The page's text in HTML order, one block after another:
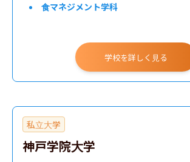
食マネジメント学科
学校を詳しく見る
私立大学
神戸学院大学